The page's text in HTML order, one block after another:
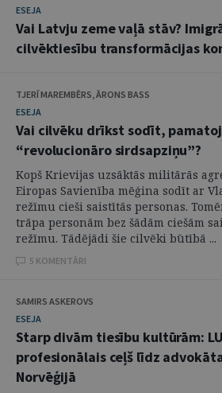
ESEJA
Vai Latvju zeme vaļā stāv?
cilvēktiesību transformācijas
TJERĪ MAREMBĒRS, ĀRONS BASS
ESEJA
Vai cilvēku drīkst sodīt,
“revolucionāro sirdsapziņu”?
Kopš Krievijas uzsāktās militārās
Eiropas Savienība mēģina sodīt ar
režīmu cieši saistītās personas.
trāpa personām bez šādām ciešām
režīmu. Tādējādi šie cilvēki būtībā ...
5 KOMENTĀRI
SAMIRS ASKEROVS
ESEJA
Starp divām tiesību kultūrām:
profesionālais ceļš līdz
Norvēģijā